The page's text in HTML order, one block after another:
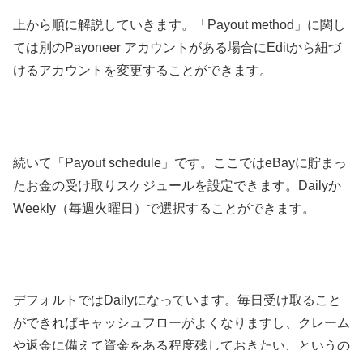
上から順に解説していきます。「Payout method」に関し
ては別のPayoneer アカウントがある場合にEditから紐づ
けるアカウントを変更することができます。
続いて「 Payout schedule」です。ここではeBayに貯まっ
たお金の受け取りスケジュールを設定できます。Dailyか
Weekly（毎週火曜日）で選択することができます。
デフォルトではDailyになっています。毎日受け取ること
ができればキャッシュフローがよくなりますし、クレーム
や返金に備えて資金をある程度残しておきたい、というの